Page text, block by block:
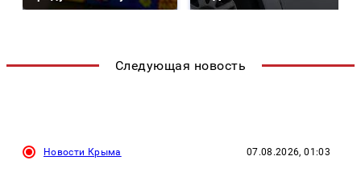
Следующая новость
Новости Крыма 07.08.2026, 01:03